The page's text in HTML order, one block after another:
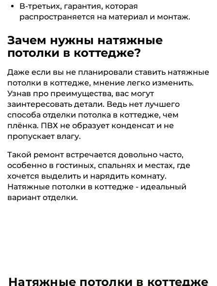
В-третьих, гарантия, которая
распространяется на материал и монтаж.
Зачем нужны натяжные
потолки в коттедже?
Даже если вы не планировали ставить натяжные
потолки в коттедже, мнение легко изменить.
Узнав про преимущества, вас могут
заинтересовать детали. Ведь нет лучшего
способа отделки потолка в коттедже, чем
плёнка. ПВХ не образует конденсат и не
пропускает влагу.
Такой ремонт встречается довольно часто,
особенно в гостиных, спальнях и местах, где
хочется выделить и нарядить комнату.
Натяжные потолки в коттедже - идеальный
вариант отделки.
Натяжные потолки в коттедже